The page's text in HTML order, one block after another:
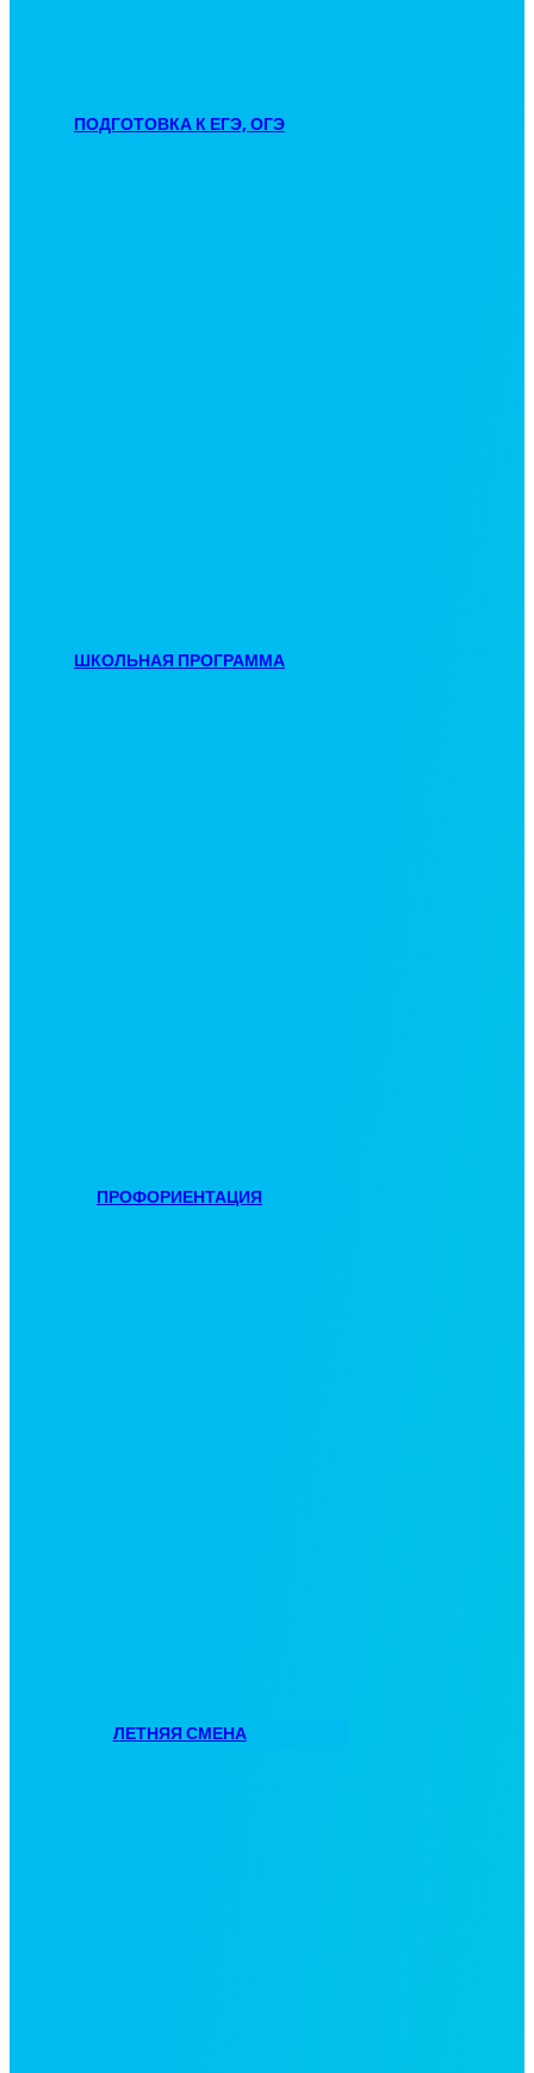
ПОДГОТОВКА К ЕГЭ, ОГЭ
ШКОЛЬНАЯ ПРОГРАММА
ПРОФОРИЕНТАЦИЯ
ЛЕТНЯЯ СМЕНА